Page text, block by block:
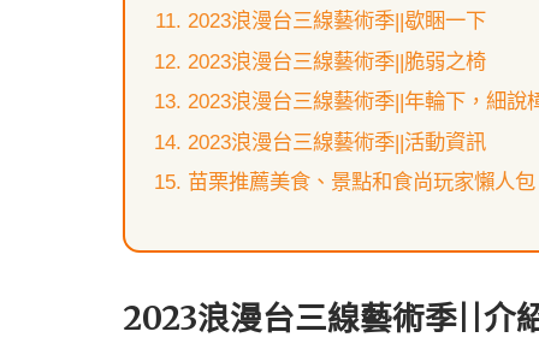
2023浪漫台三線藝術季||歇睏一下
2023浪漫台三線藝術季||脆弱之椅
2023浪漫台三線藝術季||年輪下，細說
2023浪漫台三線藝術季||活動資訊
苗栗推薦美食、景點和食尚玩家懶人包
2023浪漫台三線藝術季||介